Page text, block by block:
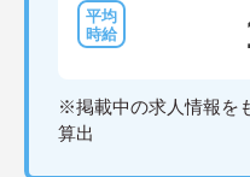
※掲載中の求人情報を
算出